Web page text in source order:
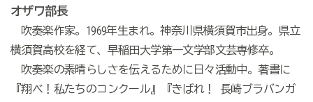
オザワ部長
吹奏楽作家。1969年生まれ。神奈川県横須賀市出身。県立
横須賀高校を経て、早稲田大学第一文学部文芸専修卒。
吹奏楽の素晴らしさを伝えるために日々活動中。著書に
『翔べ！私たちのコンクール』『きばれ！ 長崎ブラバンガ